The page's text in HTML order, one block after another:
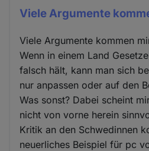
Viele Argumente
Viele Argumente kommen
Wenn in einem Land
falsch hält, kann man sich
nur anpassen oder auf den
Was sonst? Dabei scheint
nicht von vorne herein
Kritik an den Schwedinnen
neuerliches Beispiel für pc